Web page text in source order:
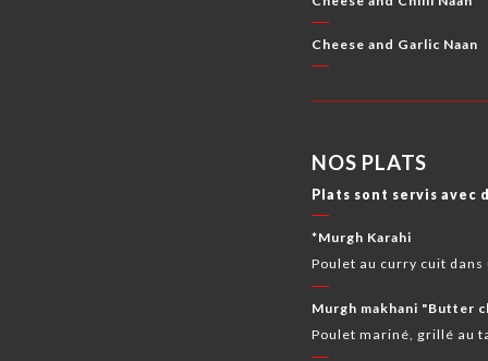
Cheese and Garlic Naan
NOS PLATS
Plats sont servis avec
*Murgh Karahi
Poulet au curry cuit
Murgh makhani "Butter
Poulet mariné, grillé au